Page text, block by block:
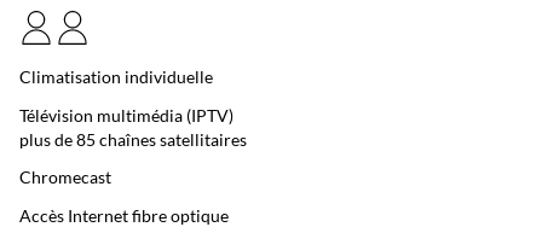
Climatisation individuelle
Télévision multimédia (IPTV)
plus de 85 chaînes satellitaires
Chromecast
Accès Internet fibre optique